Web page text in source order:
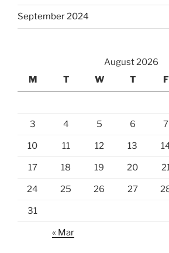
September 2024
August 2026
M
T W T F
3 4 5 6 7
10 11 12 13
17 18 19 20
24 25 26 27
31
« Mar